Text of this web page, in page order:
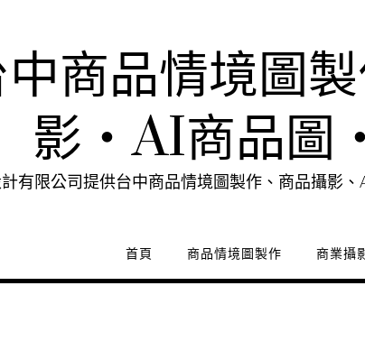
中商品情境圖
影・AI商品圖
有限公司提供台中商品情境圖製作、商品攝影
首頁 商品情境圖製作 商業攝